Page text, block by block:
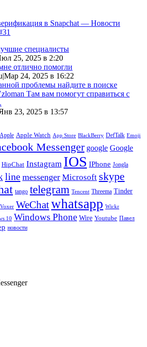
в Snapchat — Новости
специалисты
25, 2025 в 2:20
отлично помогли
|Мар 24, 2025 в 16:22
проблемы найдите в поиске
Там вам помогут справиться с
23, 2025 в 13:57
Apple Apple Watch App Store BlackBerry DefTalk Emoji
Messenger google Google
HipChat Instagram IOS IPhone Jongla
line messenger Microsoft skype
tango telegram Tencent Threema Tinder
Voxer WeChatwhatsapp Wickr
10 Windows Phone Wire Youtube Павел
новости